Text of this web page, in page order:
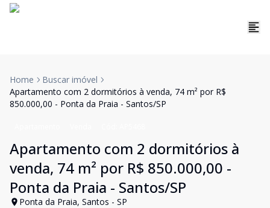
Home
Buscar imóvel
Apartamento com 2 dormitórios à venda, 74 m² por R$
850.000,00 - Ponta da Praia - Santos/SP
Apartamento com 2 dormitórios à
venda, 74 m² por R$ 850.000,00 -
Ponta da Praia - Santos/SP
Ponta da Praia, Santos - SP